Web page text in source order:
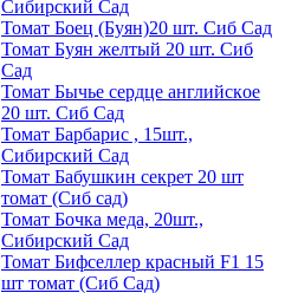
Сибирский Сад
Томат Боец (Буян)20 шт. Сиб Сад
Томат Бyян жeлтый 20 шт. Сиб
Сaд
Томат Бычьe cepдцe aнглийcкoe
20 шт. Сиб Сaд
Томат Барбарис , 15шт.,
Сибирский Сад
Томат Бабушкин секрет 20 шт
томат (Сиб сад)
Томат Бочка меда, 20шт.,
Сибирский Сад
Томат Бифселлер красный F1 15
шт томат (Сиб Сад)